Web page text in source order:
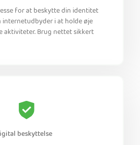
for at beskytte din identitet
internetudbyder i at holde øje
aktiviteter. Brug nettet sikkert
beskyttelse